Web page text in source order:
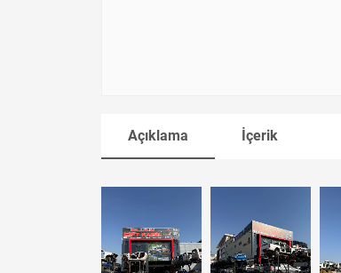
Açıklama İçerik